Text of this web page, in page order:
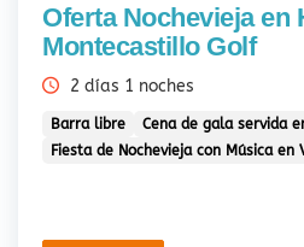
Oferta Nochevieja en
Montecastillo Golf
2 días 1 noches
Barra libre
Cena de gala servida
Fiesta de Nochevieja con Música en